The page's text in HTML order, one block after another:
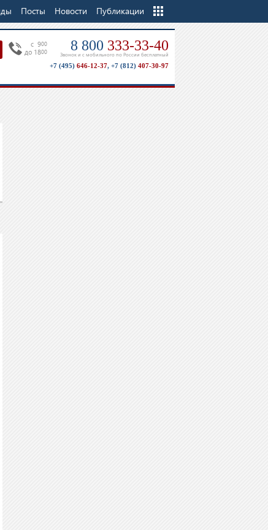
Посты Новости Публикации
Еще
c 900
до 1800 8 800 333-33-40
Звонок и с мобильного по России бесплатный
+7 (495) 646-12-37, +7 (812) 407-30-97